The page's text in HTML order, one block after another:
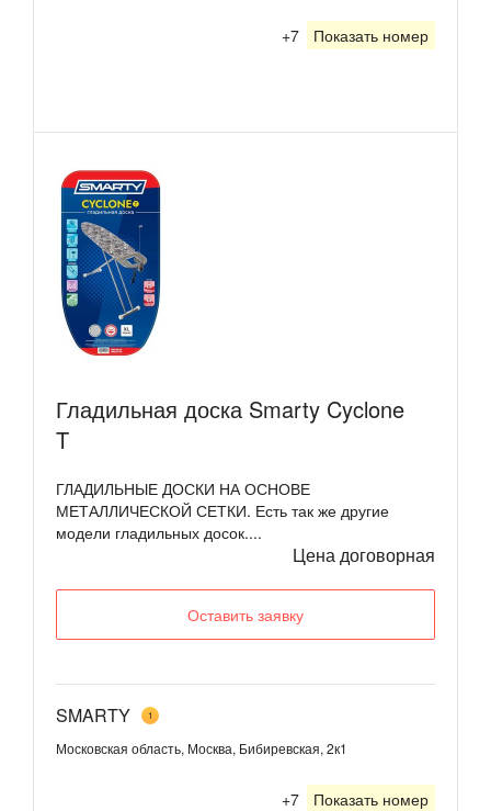
+7 Показать номер
Гладильная доска Smarty Cyclone
T
ГЛАДИЛЬНЫЕ ДОСКИ НА ОСНОВЕ
МЕТАЛЛИЧЕСКОЙ СЕТКИ. Есть так же другие
модели гладильных досок....
Цена договорная
Оставить заявку
SMARTY 1
Московская область, Москва, Бибиревская, 2к1
+7 Показать номер